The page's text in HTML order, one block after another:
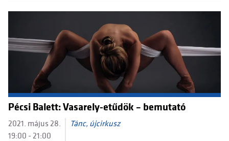
Pécsi Balett: Vasarely-etűdök – bemutató
2021. május 28.
19:00 - 21:00
Tánc, újcirkusz